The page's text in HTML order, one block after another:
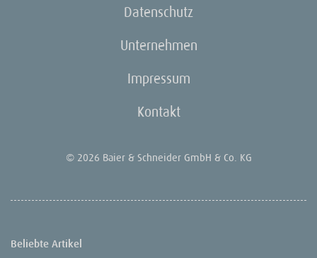
Datenschutz
Unternehmen
Impressum
Kontakt
© 2026 Baier & Schneider GmbH & Co. KG
Beliebte Artikel